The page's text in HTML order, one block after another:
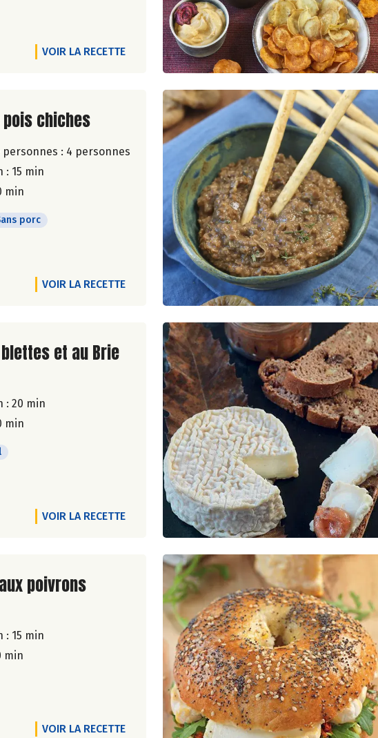
VOIR LA RECETTE
de la recette
pois chiches
: 4 personnes
: 15 min
min
porc
VOIR LA RECETTE
de la recette
et au Brie
: 20 min
min
VOIR LA RECETTE
de la recette
poivrons
: 15 min
min
VOIR LA RECETTE